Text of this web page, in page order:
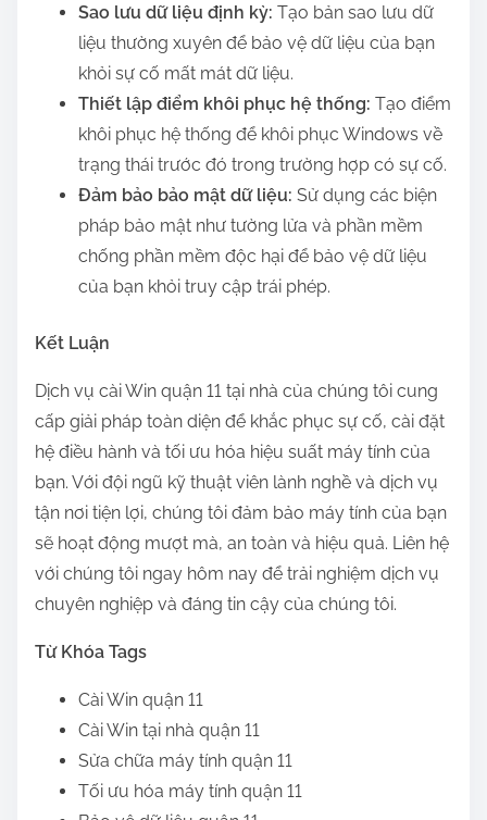
Sao lưu dữ liệu định kỳ: Tạo bản sao lưu dữ
liệu thường xuyên để bảo vệ dữ liệu của bạn
khỏi sự cố mất mát dữ liệu.
Thiết lập điểm khôi phục hệ thống: Tạo điểm
khôi phục hệ thống để khôi phục Windows về
trạng thái trước đó trong trường hợp có sự cố.
Đảm bảo bảo mật dữ liệu: Sử dụng các biện
pháp bảo mật như tường lửa và phần mềm
chống phần mềm độc hại để bảo vệ dữ liệu
của bạn khỏi truy cập trái phép.
Kết Luận
Dịch vụ cài Win quận 11 tại nhà của chúng tôi cung
cấp giải pháp toàn diện để khắc phục sự cố, cài đặt
hệ điều hành và tối ưu hóa hiệu suất máy tính của
bạn. Với đội ngũ kỹ thuật viên lành nghề và dịch vụ
tận nơi tiện lợi, chúng tôi đảm bảo máy tính của bạn
sẽ hoạt động mượt mà, an toàn và hiệu quả. Liên hệ
với chúng tôi ngay hôm nay để trải nghiệm dịch vụ
chuyên nghiệp và đáng tin cậy của chúng tôi.
Từ Khóa Tags
Cài Win quận 11
Cài Win tại nhà quận 11
Sửa chữa máy tính quận 11
Tối ưu hóa máy tính quận 11